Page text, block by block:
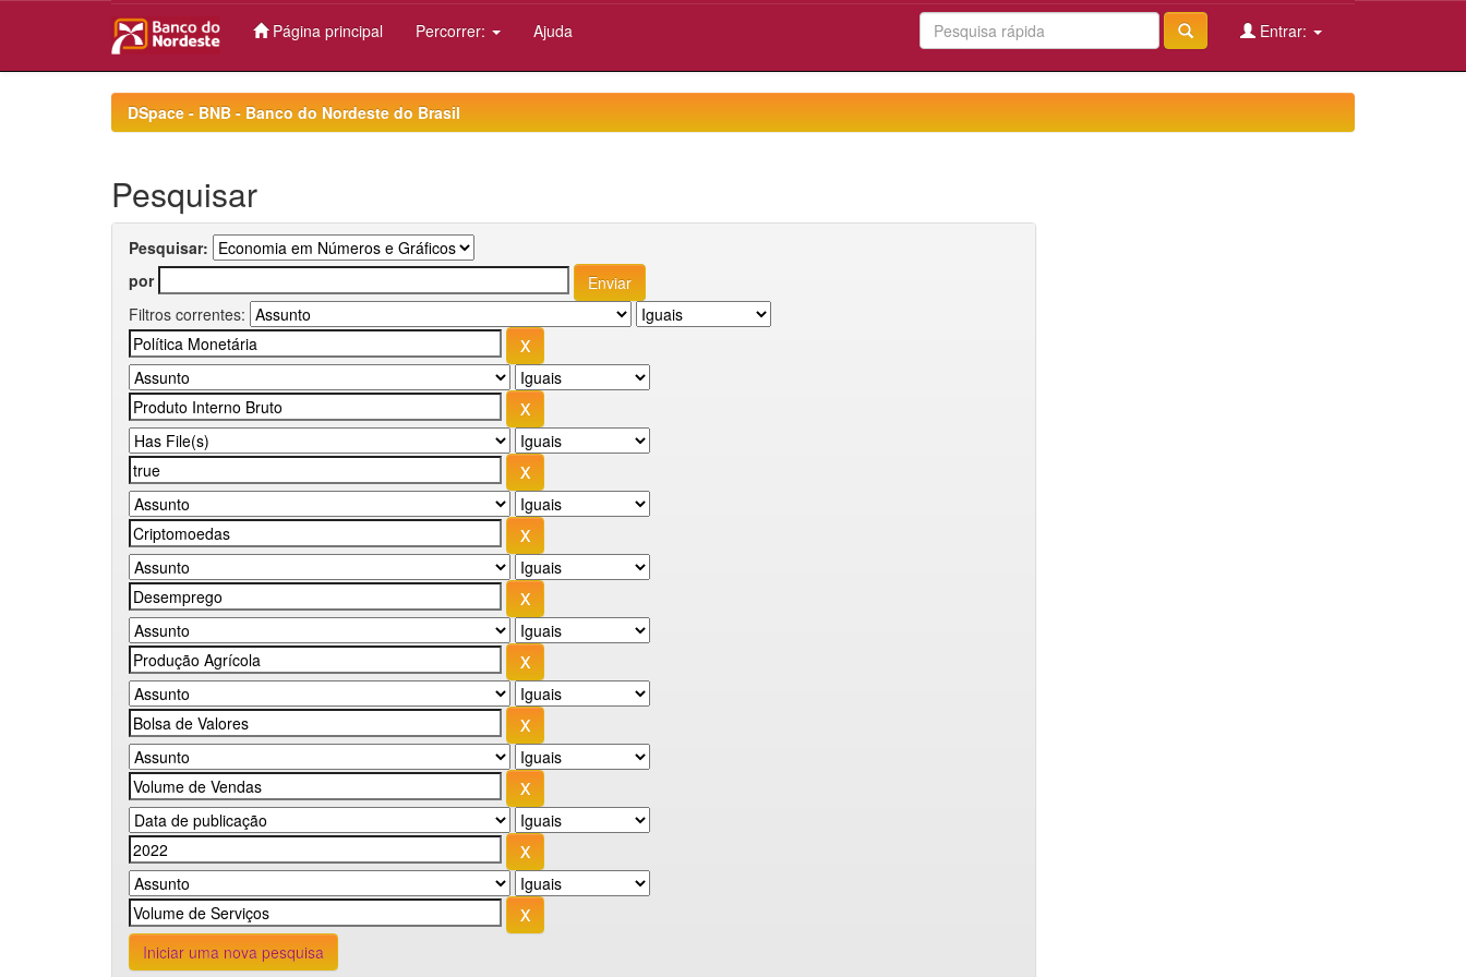
Página principal Percorrer: Ajuda Entrar:
DSpace - BNB - Banco do Nordeste do Brasil
Pesquisar
Pesquisar:
por
Filtros correntes:
Iniciar uma nova pesquisa